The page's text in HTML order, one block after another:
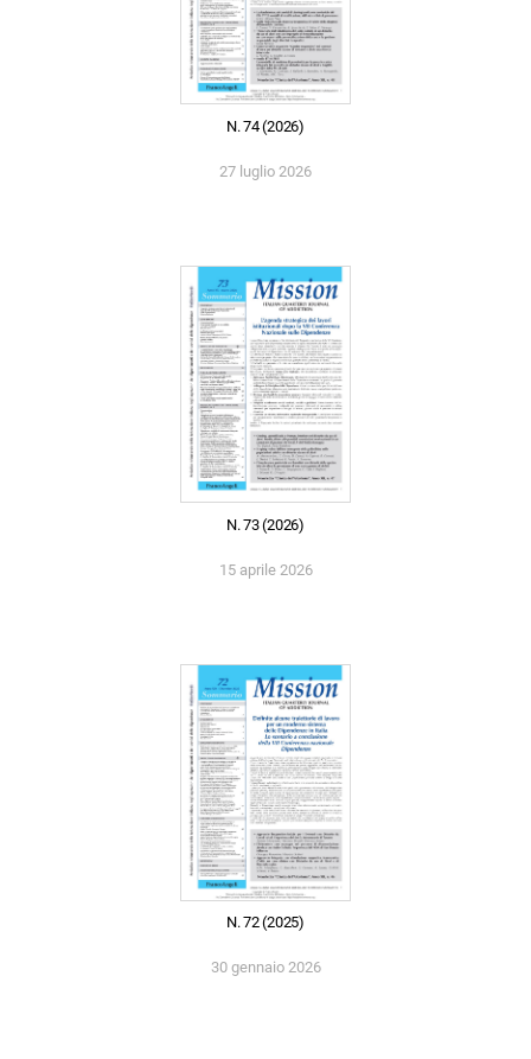
N. 74 (2026)
27 luglio 2026
N. 73 (2026)
15 aprile 2026
N. 72 (2025)
30 gennaio 2026